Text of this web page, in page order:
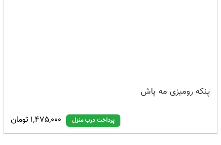
پنکه رومیزی مه پاش
1,475,000 تومان پرداخت درب منزل